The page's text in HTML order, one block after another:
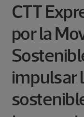
CTT
por la
impulsar